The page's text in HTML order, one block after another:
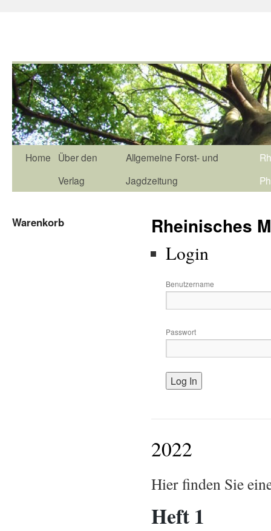
Home
Über den
Verlag
Allgemeine Forst- und
Jagdzeitung
Rheinisches
Login
Benutzername
Passwort
2022
Hier finden Sie
Heft 1
Warenkorb